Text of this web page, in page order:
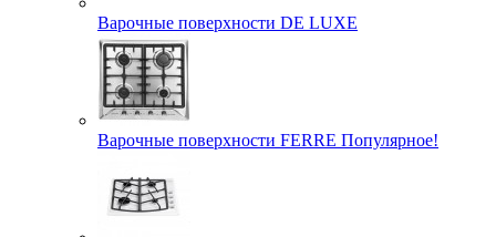
Варочные поверхности DE LUXE
Варочные поверхности FERRE Популярное!